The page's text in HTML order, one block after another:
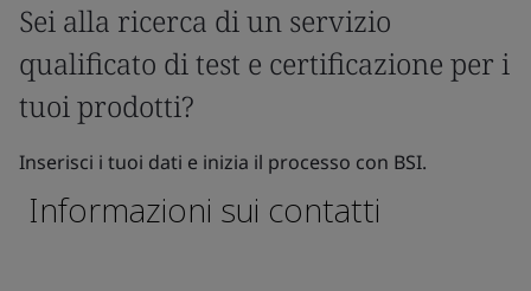
Sei alla ricerca di un servizio
qualificato di test e certificazione per i
tuoi prodotti?
Inserisci i tuoi dati e inizia il processo con BSI.